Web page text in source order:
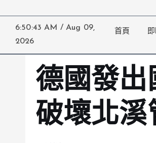
6:50:44 AM / Aug 09,
2026
首頁
德國發出
破壞北溪